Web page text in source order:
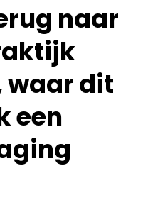
naar
waar dit
een